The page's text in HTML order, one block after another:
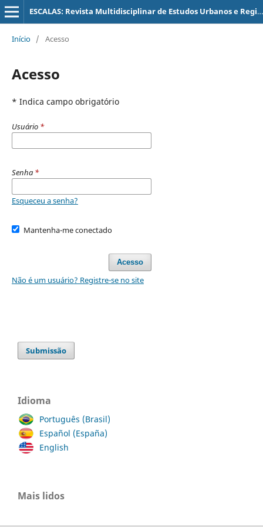
ESCALAS: Revista Multidisciplinar de Estudos Urbanos e Regionais
Início / Acesso
Acesso
* Indica campo obrigatório
Usuário *
Senha *
Esqueceu a senha?
Mantenha-me conectado
Acesso
Não é um usuário? Registre-se no site
Submissão
Idioma
Português (Brasil)
Español (España)
English
Mais lidos